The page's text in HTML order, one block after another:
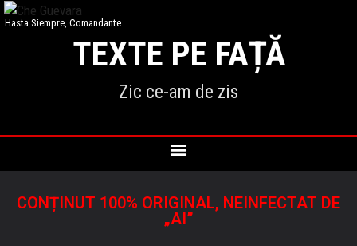
Hasta Siempre, Comandante
TEXTE PE FAȚĂ
Zic ce-am de zis
CONȚINUT 100% ORIGINAL, NEINFECTAT DE
„AI”